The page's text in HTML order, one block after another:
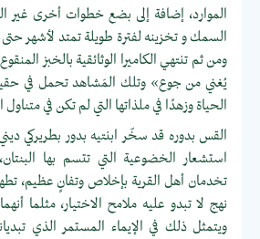
الموارد، إضافة إلى بضع خطوات أخرى غير
السمك و تخزينه لفترة طويلة تمتد لأشهر حتى
ومن ثم تنتهي الكاميرا الوثائقية بالخبز
يُغني من جوع» وتلك المَشاهد تحمل في
الحياة وزهدًا في ملذاتها التي لم تكن في متناول
القس بدوره قد سخّر ابنتيه بدور بطريركي
استشعار الخضوعية التي تتسم بها
تخدمان أهل القرية بإخلاص وتفانٍ عظيم،
نهج لا تبدو عليه ملامح الاختيار، مثلما
ويتمثل ذلك في الإيماء المستمر الذي